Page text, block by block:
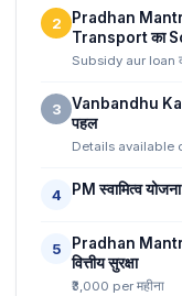
2
Pradhan
Transport का
Subsidy aur loan
3
Vanbandhu
पहल
Details available
4 PM स्वामित्व
5
Pradhan
वित्तीय सुरक्षा
₹3,000 per महीना